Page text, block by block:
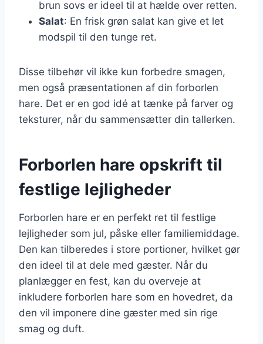
brun sovs er ideel til at hælde over retten.
Salat: En frisk grøn salat kan give et let
modspil til den tunge ret.
Disse tilbehør vil ikke kun forbedre smagen,
men også præsentationen af din forborlen
hare. Det er en god idé at tænke på farver og
teksturer, når du sammensætter din tallerken.
Forborlen hare opskrift til
festlige lejligheder
Forborlen hare er en perfekt ret til festlige
lejligheder som jul, påske eller familiemiddage.
Den kan tilberedes i store portioner, hvilket gør
den ideel til at dele med gæster. Når du
planlægger en fest, kan du overveje at
inkludere forborlen hare som en hovedret, da
den vil imponere dine gæster med sin rige
smag og duft.